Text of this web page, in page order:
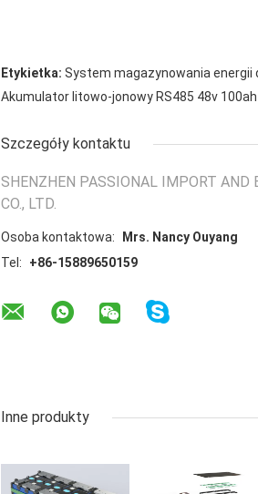
Etykietka: System magazynowania energii
Akumulator litowo-jonowy RS485 48v 100ah
Szczegóły kontaktu
SHENZHEN PASSIONAL IMPORT AND
CO., LTD.
Osoba kontaktowa:
Mrs. Nancy Ouyang
Tel:
+86-15889650159
Inne produkty